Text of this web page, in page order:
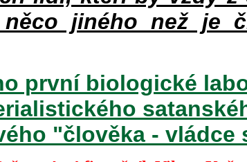
jiného než je
první biologické
"člověka - vládce